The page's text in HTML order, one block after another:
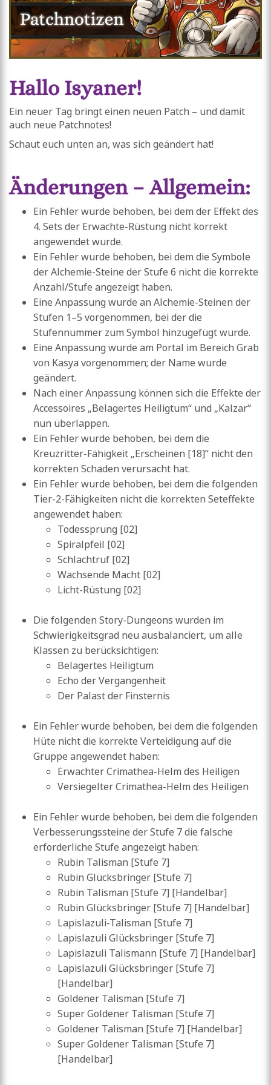
Hallo Isyaner!
Ein neuer Tag bringt einen neuen Patch – und damit
auch neue Patchnotes!
Schaut euch unten an, was sich geändert hat!
Änderungen – Allgemein:
Ein Fehler wurde behoben, bei dem der Effekt des
4. Sets der Erwachte-Rüstung nicht korrekt
angewendet wurde.
Ein Fehler wurde behoben, bei dem die Symbole
der Alchemie-Steine der Stufe 6 nicht die korrekte
Anzahl/Stufe angezeigt haben.
Eine Anpassung wurde an Alchemie-Steinen der
Stufen 1–5 vorgenommen, bei der die
Stufennummer zum Symbol hinzugefügt wurde.
Eine Anpassung wurde am Portal im Bereich Grab
von Kasya vorgenommen; der Name wurde
geändert.
Nach einer Anpassung können sich die Effekte der
Accessoires „Belagertes Heiligtum“ und „Kalzar“
nun überlappen.
Ein Fehler wurde behoben, bei dem die
Kreuzritter-Fähigkeit „Erscheinen [18]“ nicht den
korrekten Schaden verursacht hat.
Ein Fehler wurde behoben, bei dem die folgenden
Tier-2-Fähigkeiten nicht die korrekten Seteffekte
angewendet haben:
Todessprung [02]
Spiralpfeil [02]
Schlachtruf [02]
Wachsende Macht [02]
Licht-Rüstung [02]
Die folgenden Story-Dungeons wurden im
Schwierigkeitsgrad neu ausbalanciert, um alle
Klassen zu berücksichtigen:
Belagertes Heiligtum
Echo der Vergangenheit
Der Palast der Finsternis
Ein Fehler wurde behoben, bei dem die folgenden
Hüte nicht die korrekte Verteidigung auf die
Gruppe angewendet haben:
Erwachter Crimathea-Helm des Heiligen
Versiegelter Crimathea-Helm des Heiligen
Ein Fehler wurde behoben, bei dem die folgenden
Verbesserungssteine der Stufe 7 die falsche
erforderliche Stufe angezeigt haben:
Rubin Talisman [Stufe 7]
Rubin Glücksbringer [Stufe 7]
Rubin Talisman [Stufe 7] [Handelbar]
Rubin Glücksbringer [Stufe 7] [Handelbar]
Lapislazuli-Talisman [Stufe 7]
Lapislazuli Glücksbringer [Stufe 7]
Lapislazuli Talismann [Stufe 7] [Handelbar]
Lapislazuli Glücksbringer [Stufe 7]
[Handelbar]
Goldener Talisman [Stufe 7]
Super Goldener Talisman [Stufe 7]
Goldener Talisman [Stufe 7] [Handelbar]
Super Goldener Talisman [Stufe 7]
[Handelbar]